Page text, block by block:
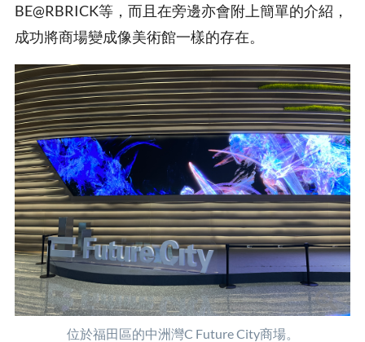
BE@RBRICK等，而且在旁邊亦會附上簡單的介紹，
成功將商場變成像美術館一樣的存在。
位於福田區的中洲灣C Future City商場。